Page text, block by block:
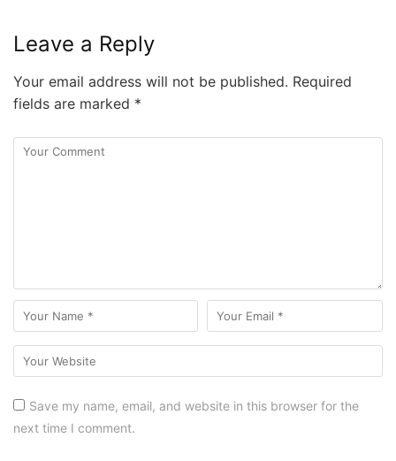
Leave a Reply
Your email address will not be published. Required
fields are marked *
Save my name, email, and website in this browser for the
next time I comment.